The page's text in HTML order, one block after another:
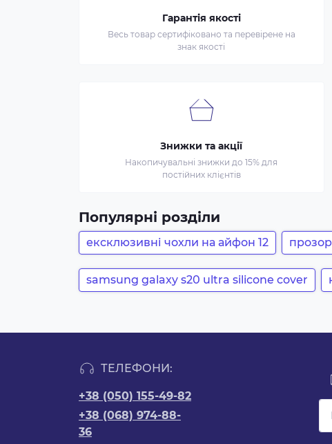
Гарантія якості
Весь товар сертифіковано та перевірене на
знак якості
Знижки та акції
Накопичувальні знижки до 15% для
постійних клієнтів
Популярні розділи
ексклюзивні чохли на айфон 12
samsung galaxy s20 ultra silicone cover
ТЕЛЕФОНИ:
+38 (050) 155-49-82
+38 (068) 974-88-
36